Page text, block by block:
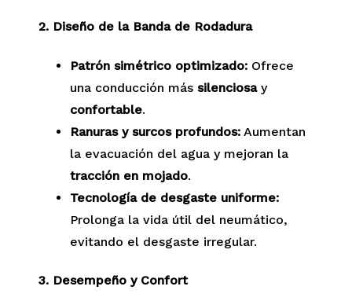
2. Diseño de la Banda de Rodadura
Patrón simétrico optimizado:Ofrece
una conducción más silenciosay
confortable.
Ranuras y surcos profundos:Aumentan
la evacuación del agua y mejoran la
tracción en mojado.
Tecnología de desgaste uniforme:
Prolonga la vida útil del neumático,
evitando el desgaste irregular.
3. Desempeño y Confort